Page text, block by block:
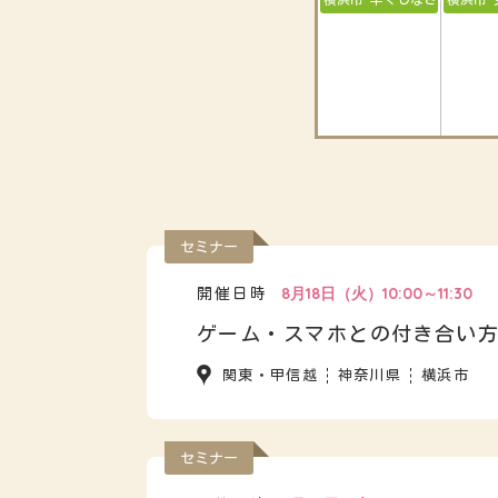
セミナー
開催日時
8月18日（火）10:00～11:30
ゲーム・スマホとの付き合い
関東・甲信越 神奈川県 横浜市
セミナー